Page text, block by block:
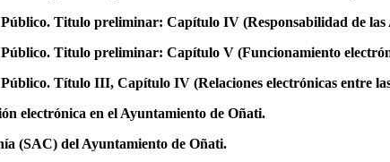
Titulo preliminar: Capítulo IV (Responsabilidad de
Titulo preliminar: Capítulo V (Funcionamiento
Título III, Capítulo IV (Relaciones electrónicas entre
electrónica en el Ayuntamiento de Oñati.
(SAC) del Ayuntamiento de Oñati.